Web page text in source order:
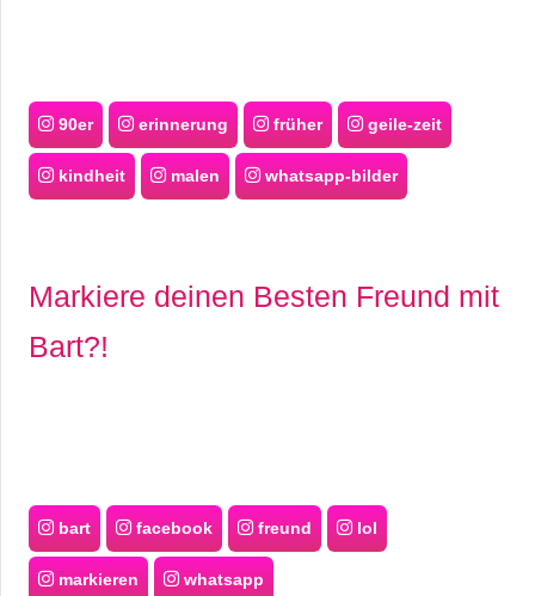
90er erinnerung früher geile-zeit
kindheit malen whatsapp-bilder
Markiere deinen Besten Freund mit
Bart?!
bart facebook freund lol
markieren whatsapp